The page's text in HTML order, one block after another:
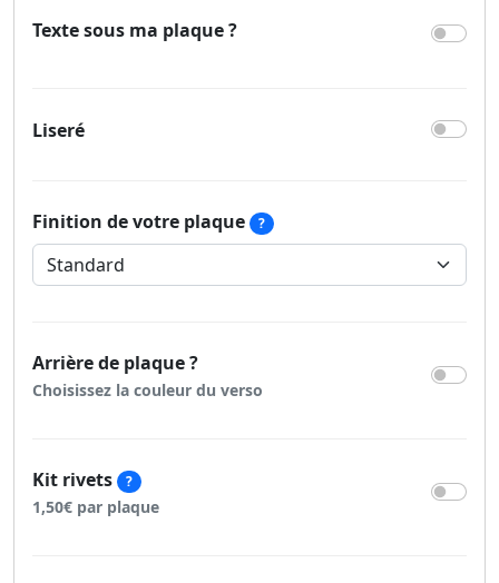
Texte sous ma plaque ?
Liseré
Finition de votre plaque ?
Arrière de plaque ?
Choisissez la couleur du verso
Kit rivets ?
1,50€ par plaque